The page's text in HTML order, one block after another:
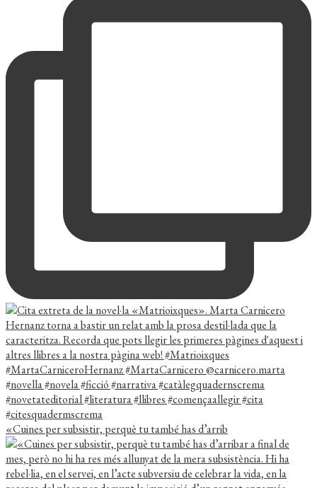
«Cuines per subsistir, perquè tu també has d’arrib